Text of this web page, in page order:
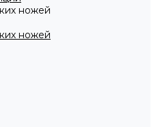
ножей
ножей